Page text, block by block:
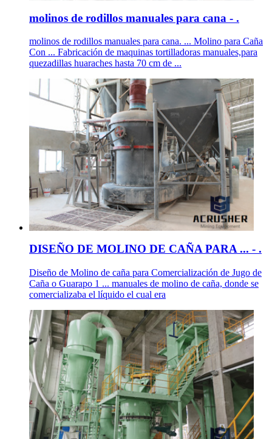
molinos de rodillos manuales para cana - .
molinos de rodillos manuales para cana. ... Molino para Caña
Con ... Fabricación de maquinas tortilladoras manuales,para
quezadillas huaraches hasta 70 cm de ...
DISEÑO DE MOLINO DE CAÑA PARA ... - .
Diseño de Molino de caña para Comercialización de Jugo de
Caña o Guarapo 1 ... manuales de molino de caña, donde se
comercializaba el líquido el cual era